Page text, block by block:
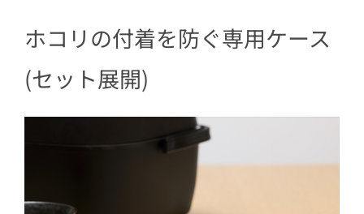
ホコリの付着を防ぐ専用ケース
(セット展開)